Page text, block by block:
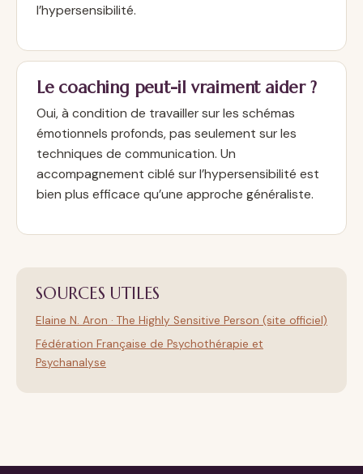
l’hypersensibilité.
Le coaching peut-il vraiment aider ?
Oui, à condition de travailler sur les schémas
émotionnels profonds, pas seulement sur les
techniques de communication. Un
accompagnement ciblé sur l’hypersensibilité est
bien plus efficace qu’une approche généraliste.
SOURCES UTILES
Elaine N. Aron · The Highly Sensitive Person (site officiel)
Fédération Française de Psychothérapie et
Psychanalyse